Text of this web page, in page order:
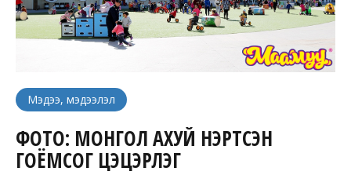
Мэдээ, мэдээлэл
ФОТО: МОНГОЛ АХУЙ ҮНЭРТСЭН
ГОЁМСОГ ЦЭЦЭРЛЭГ